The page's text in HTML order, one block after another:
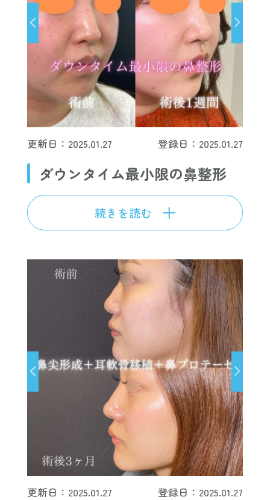
更新日：2025.01.27 登録日：2025.01.27
ダウンタイム最小限の鼻整形
続きを読む
更新日：2025.01.27 登録日：2025.01.27